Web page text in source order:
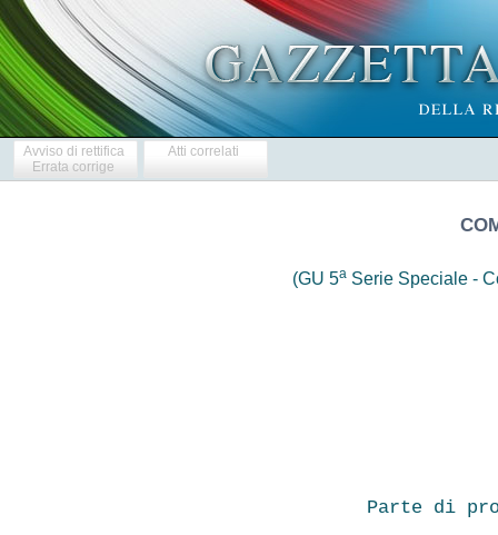
Avviso di rettifica
Errata corrige
Atti correlati
(GU 5a Serie Speciale -
Parte di